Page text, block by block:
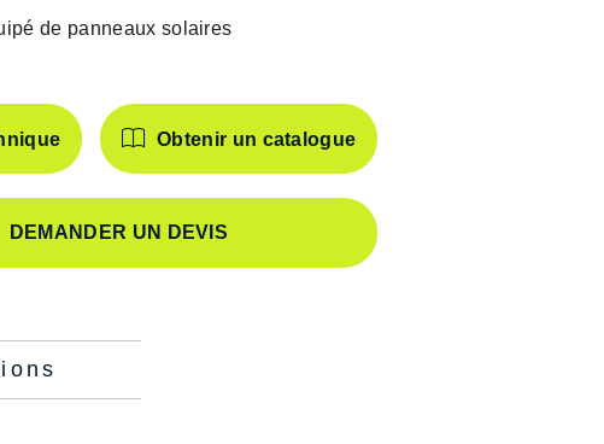
de panneaux solaires
Obtenir un catalogue
DEMANDER UN DEVIS